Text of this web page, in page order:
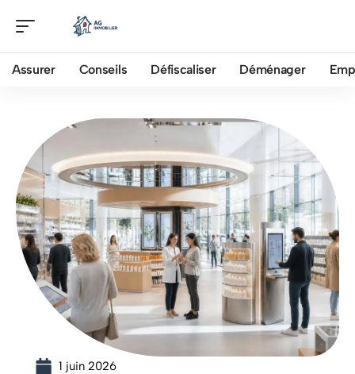
Assurer Conseils Défiscaliser Déménager
1 juin 2026